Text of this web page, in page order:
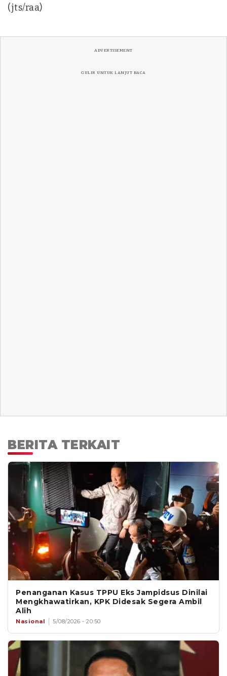
(jts/raa)
ADVERTISEMENT
GULIR UNTUK LANJUT BACA
BERITA TERKAIT
Penanganan Kasus TPPU Eks Jampidsus Dinilai
Mengkhawatirkan, KPK Didesak Segera Ambil
Alih
Nasional 5/08/2026 - 20:50